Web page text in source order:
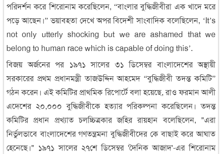
পরিদর্শন করে শিরোনাম করেছিলেন, “বাংলার বুদ্ধিজীবীরা এক খাদে মরে
পড়ে আছেন।” ভয়াবহতা দেখে অপর বিদেশী সাংবাদিক বলেছিলেন, ‘It’s
not only utterly shocking but we are ashamed that we
belong to human race which is capable of doing this’.
বিজয় অর্জনের পর ১৯৭১ সালের ৩১ ডিসেম্বর বাংলাদেশের অস্থায়ী
সরকারের প্রথম প্রধানমন্ত্রী তাজউদ্দিন আহমেদ “বুদ্ধিজীবী তদন্ত কমিটি”
গঠন করেন। এই কমিটির প্রাথমিক রিপোর্টে বলা হয়েছে, রাও ফরমান আলী
এদেশের ২০,০০০ বুদ্ধিজীবীকে হত্যার পরিকল্পনা করেছিলেন। তদন্ত
কমিটির প্রধান প্রখ্যাত চলচ্চিত্রকার জহির রায়হান বলেছিলেন, "এরা
নির্ভুলভাবে বাংলাদেশের গণতন্ত্রমনা বুদ্ধিজীবীদের কে বাছাই করে আঘাত
হেনেছে।" ১৯৭১ সালের ২৭শে ডিসেম্বর 'দৈনিক আজাদ'-এর শিরোনাম